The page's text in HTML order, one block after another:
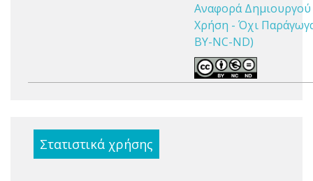
Αναφορά
Χρήση - Όχι
BY-NC-ND)
Στατιστικά χρήσης